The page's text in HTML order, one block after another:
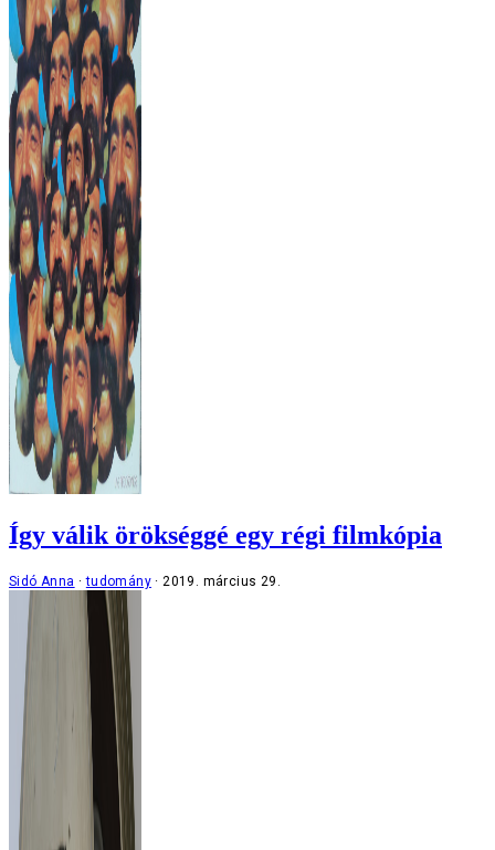
Így válik örökséggé egy régi filmkópia
Sidó Anna tudomány 2019. március 29.